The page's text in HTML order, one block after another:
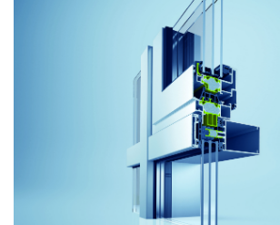
Heroal C 50 фасадны систем нь
зураг төсөл боловсруулагчид болон
гаргах боломж бүрдүүлж чадсан.
хувилбарт эд ангиудын бүрдэл нь
давуу талууд болон уян хатан байдлыг бий
нь дизайн, харагдацын хувь өнгө
ажиллагааны хувьд найдвартай, амьдралд
юм. Heroal С 50 фасадны системийн уг
нэгдмэл төвлөрөлд оршдог.
Бид энэ хүрээнд (Heroal C 50)
шийдэлтэй систем, (Heroal C 50 ID)
фасадны систем, (Heroal C 50